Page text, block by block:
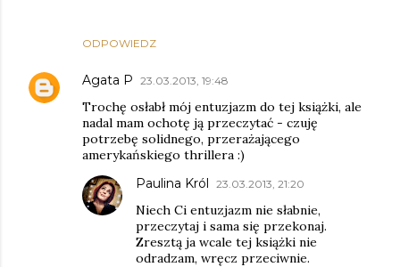
ODPOWIEDZ
Agata P 23.03.2013, 19:48
Trochę osłabł mój entuzjazm do tej książki, ale
nadal mam ochotę ją przeczytać - czuję
potrzebę solidnego, przerażającego
amerykańskiego thrillera :)
Paulina Król 23.03.2013, 21:20
Niech Ci entuzjazm nie słabnie,
przeczytaj i sama się przekonaj.
Zresztą ja wcale tej książki nie
odradzam, wręcz przeciwnie.